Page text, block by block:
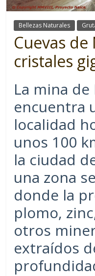
Bellezas Naturales
Cuevas
cristales
La mina de
encuentra
localidad
unos 100
la ciudad
una zona
donde la
plomo,
otros
extraídos